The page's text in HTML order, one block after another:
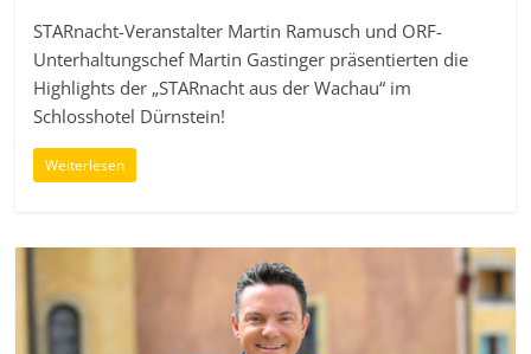
STARnacht-Veranstalter Martin Ramusch und ORF-
Unterhaltungschef Martin Gastinger präsentierten die
Highlights der „STARnacht aus der Wachau“ im
Schlosshotel Dürnstein!
Weiterlesen